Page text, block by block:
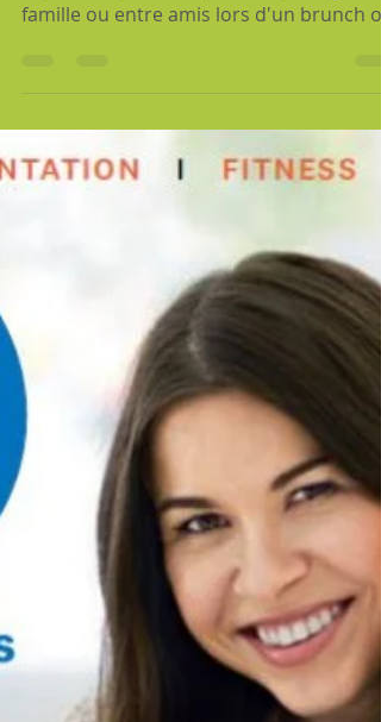
famille ou entre amis lors d'un brunch ou